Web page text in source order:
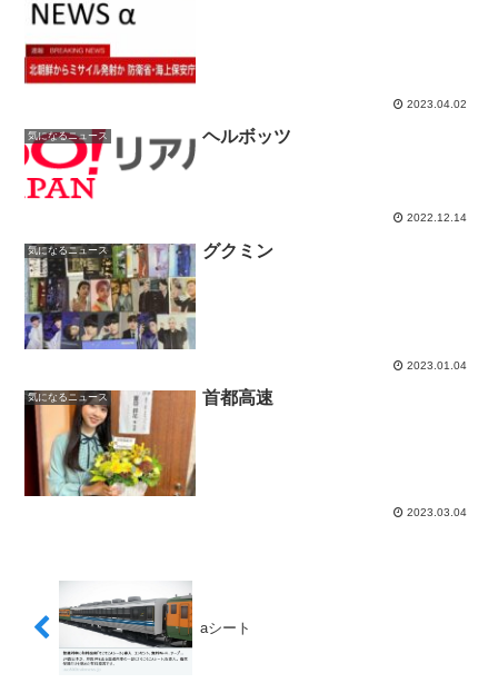
2023.04.02
気になるニュース ヘルボッツ
2022.12.14
気になるニュース グクミン
2023.01.04
気になるニュース 首都高速
2023.03.04
aシート